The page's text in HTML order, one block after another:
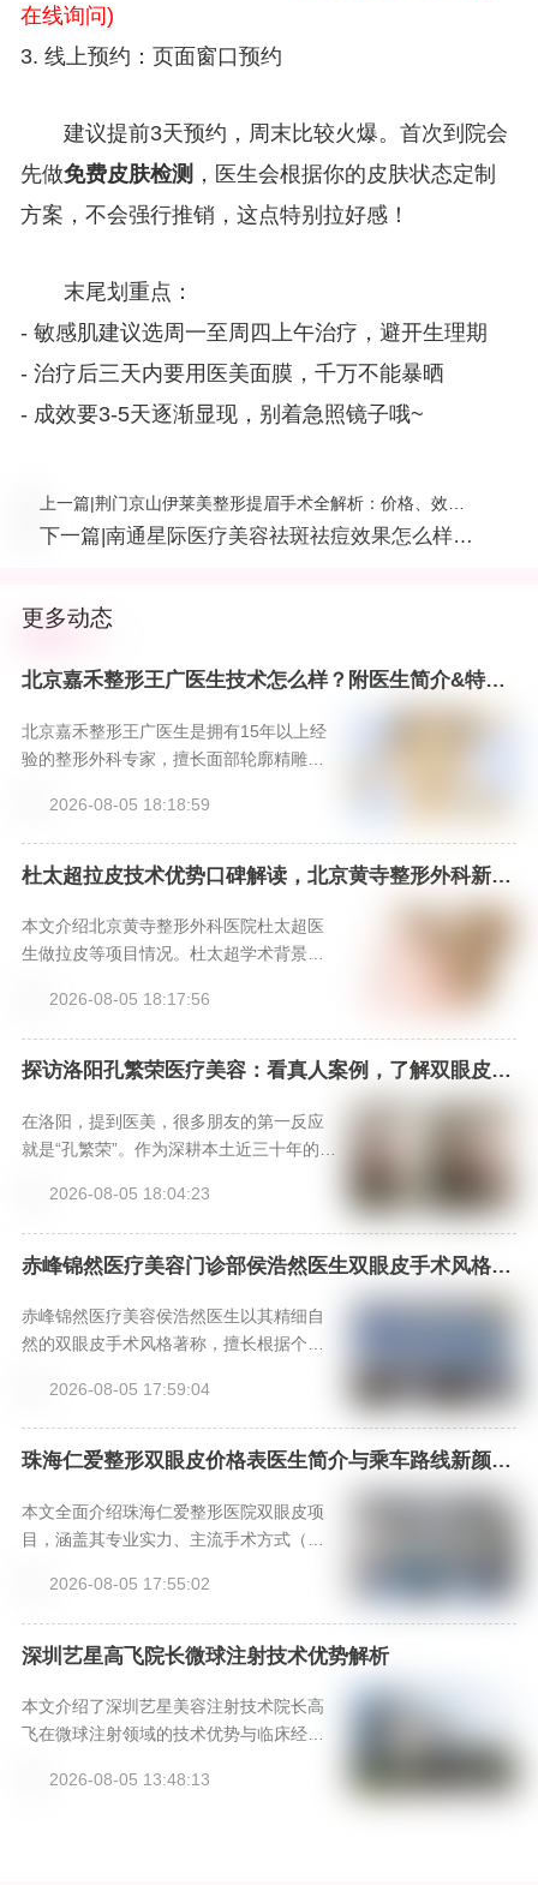
在线询问)
3. 线上预约：页面窗口预约
建议提前3天预约，周末比较火爆。首次到院会
先做免费皮肤检测 ，医生会根据你的皮肤状态定制
方案，不会强行推销，这点特别拉好感！
末尾划重点：
- 敏感肌建议选周一至周四上午治疗，避开生理期
- 治疗后三天内要用医美面膜，千万不能暴晒
- 成效要3-5天逐渐显现，别着急照镜子哦~
上一篇|荆门京山伊莱美整形提眉手术全解析：价格、效
果、案例一次看够！
下一篇|南通星际医疗美容祛斑祛痘效果怎么样？
更多动态
北京嘉禾整形王广医生技术怎么样？附医生简介&特色
北京嘉禾整形王广医生是拥有15年以上经
验的整形外科专家，擅长面部轮廓精雕、
谐”的美学理念。北京嘉禾整形医院提供国
际标准的手术环境与全程专属服务。预约
可通过新颜智尚小程序24小时专线400666
化方案与价格参考。
2026-08-05 18:18:59
杜太超拉皮技术优势口碑解读，北京黄寺整形外科新颜
本文介绍北京黄寺整形外科医院杜太超医
生做拉皮等项目情况。杜太超学术背景
作精准、效果自然。多位美亲术后反馈效
果好，维持久。还给出拉皮和面部吸脂参
考价格，提供三种预约方式，是做拉皮和
2026-08-05 18:17:56
探访洛阳孔繁荣医疗美容：看真人案例，了解双眼皮、
隆鼻等手术效果，上新颜智尚小程序挂号不踩坑
在洛阳，提到医美，很多朋友的第一反应
就是“孔繁荣”。作为深耕本土近三十年的老
诊部早已成为许多求美者心中的信赖之
选。本文将带您全方位了解这家机构，从
其核心的“名医天团”与专利技术，到斥资引
真实分享的“变美体验”，深入剖析其为何能
成为中原医美标杆。文章末尾还附有便捷
丽之旅。
2026-08-05 18:04:23
赤峰锦然医疗美容门诊部侯浩然医生双眼皮手术风格优
赤峰锦然医疗美容侯浩然医生以其精细自
然的双眼皮手术风格著称，擅长根据个人
且具有“妈生感”。选择正规的赤峰锦然门诊
部，通过新颜智尚小程序可便捷预约面
诊，获取专业方案与价格参考。
2026-08-05 17:59:04
珠海仁爱整形双眼皮价格表医生简介与乘车路线新颜智
本文全面介绍珠海仁爱整形医院双眼皮项
目，涵盖其专业实力、主流手术方式（埋
队、详细价格参考表以及术后恢复指南与
乘车路线，为求美者提供客观的决策参
考。
2026-08-05 17:55:02
深圳艺星高飞院长微球注射技术优势解析
本文介绍了深圳艺星美容注射技术院长高
飞在微球注射领域的技术优势与临床经
系强调骨肉平衡与动态自然感。文章深入
2026-08-05 13:48:13